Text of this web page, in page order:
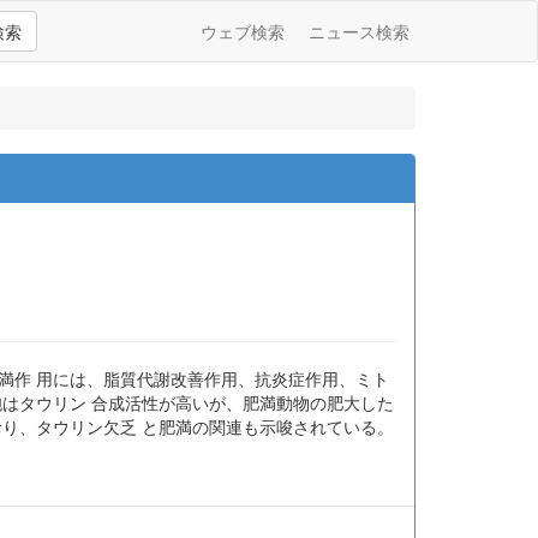
索 ウェブ検索 ニュース検索
用には、脂質代謝改善作用、抗炎症作用、ミト
タウリン 合成活性が高いが、肥満動物の肥大した
タウリン欠乏 と肥満の関連も示唆されている。